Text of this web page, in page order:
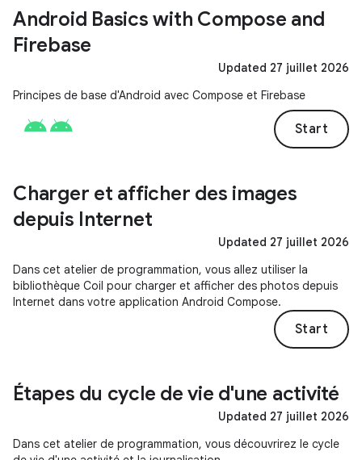
Android Basics with Compose and
Firebase
Updated 27 juillet 2026
Principes de base d'Android avec Compose et Firebase
Start
Charger et afficher des images
depuis Internet
Updated 27 juillet 2026
Dans cet atelier de programmation, vous allez utiliser la
bibliothèque Coil pour charger et afficher des photos depuis
Internet dans votre application Android Compose.
Start
Étapes du cycle de vie d'une activité
Updated 27 juillet 2026
Dans cet atelier de programmation, vous découvrirez le cycle